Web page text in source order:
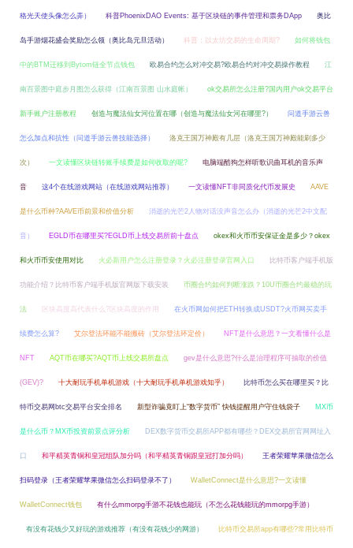
格光天使头像怎么弄） 科普PhoenixDAO Events: 基于区块链的事件管理和票务DApp 奥比
岛手游烟花盛会奖励怎么领（奥比岛元旦活动） 科普：以太坊交易的生命周期? 如何将钱包
中的BTM迁移到Bytom链全节点钱包 欧易合约怎么对冲交易?欧易合约对冲交易操作教程 江
南百景图中庭步月图怎么获得（江南百景图 山水庭帐） ok交易所怎么注册?国内用户ok交易平台
新手账户注册教程 创造与魔法仙女河位置在哪（创造与魔法仙女河在哪里?） 问道手游云兽
怎么加点和抗性（问道手游云兽技能选择） 洛克王国万神殿有几层（洛克王国万神殿能刷多少
次） 一文读懂区块链转账手续费是如何收取的呢? 电脑端酷狗怎样听歌识曲耳机的音乐声
音 这4个在线游戏网站（在线游戏网站推荐） 一文读懂NFT非同质化代币发展史 AAVE
是什么币种?AAVE币前景和价值分析 消逝的光芒2人物对话没声音怎么办（消逝的光芒2中文配
音） EGLD币在哪里买?EGLD币上线交易所前十盘点 okex和火币币安保证金是多少？okex
和火币币安使用对比 火必新用户怎么注册登录？火必注册登录官网入口 比特币客户端手机版
功能介绍？比特币客户端手机版官网版下载安装 币圈合约如何判断涨跌？10U币圈合约最稳的玩
法 区块高度高代表什么?区块高度的作用 在火币网如何把ETH转换成USDT?火币网买卖手
续费怎么算? 艾尔登法环能不能搬砖（艾尔登法环定价） NFT是什么意思？一文看懂什么是
NFT AQT币在哪买?AQT币上线交易所盘点 gev是什么意思?什么是治理程序可抽取的价值
(GEV)? 十大耐玩手机单机游戏（十大耐玩手机单机游戏知乎） 比特币怎么买在哪里买？比
特币交易网btc交易平台安全排名 新型诈骗竟盯上“数字货币” 快钱提醒用户守住钱袋子 MX币
是什么币？MX币投资前景点评分析 DEX数字货币交易所APP都有哪些？DEX交易所官网网址入
口 和平精英青铜和皇冠组队加分吗（和平精英青铜跟皇冠打加分吗） 王者荣耀苹果微信怎么
扫码登录（王者荣耀苹果微信怎么扫码登录不了） WalletConnect是什么意思?一文读懂
WalletConnect钱包 有什么mmorpg手游不花钱也能玩（不怎么花钱能玩的mmorpg手游）
有没有花钱少又好玩的游戏推荐（有没有花钱少的网游） 比特币交易所app有哪些?常用比特币